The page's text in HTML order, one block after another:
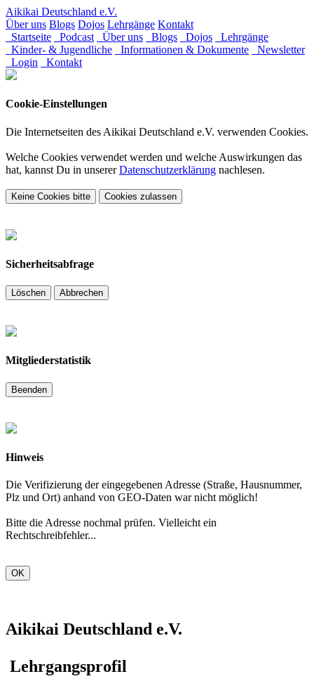
Aikikai Deutschland e.V.
Über uns Blogs Dojos Lehrgänge Kontakt
Startseite
Podcast Über uns Blogs Dojos
Lehrgänge
Kinder- & Jugendliche
Informationen & Dokumente
Newsletter
Login
Kontakt
Cookie-Einstellungen
Die Internetseiten des Aikikai Deutschland e.V. verwenden Cookies.
Welche Cookies verwendet werden und welche Auswirkungen das
hat, kannst Du in unsererDatenschutzerklärung nachlesen.
Keine Cookies bitte Cookies zulassen
Sicherheitsabfrage
Löschen Abbrechen
Mitgliederstatistik
Beenden
Hinweis
Die Verifizierung der eingegebenen Adresse (Straße, Hausnummer,
Plz und Ort) anhand von GEO-Daten war nicht möglich!
Bitte die Adresse nochmal prüfen. Vielleicht ein
Rechtschreibfehler...
OK
Aikikai Deutschland e.V.
Lehrgangsprofil